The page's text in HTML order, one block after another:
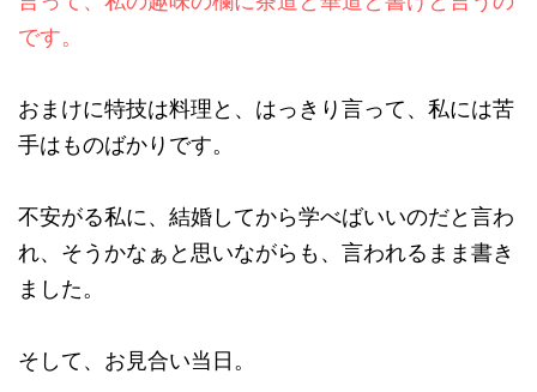
です。
おまけに特技は料理と、はっきり言って、私には苦
手はものばかりです。
不安がる私に、結婚してから学べばいいのだと言わ
れ、そうかなぁと思いながらも、言われるまま書き
ました。
そして、お見合い当日。